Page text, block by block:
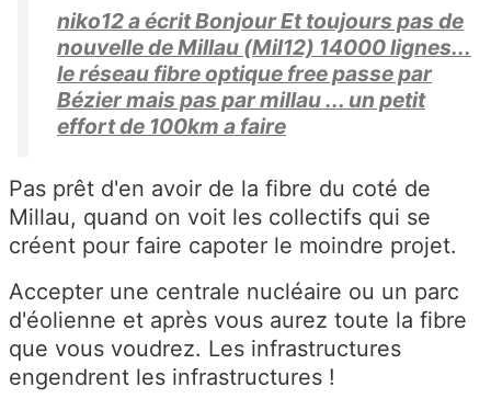
niko12 a écrit Bonjour Et toujours pas de
nouvelle de Millau (Mil12) 14000 lignes...
le réseau fibre optique free passe par
Bézier mais pas par millau ... un petit
effort de 100km a faire
Pas prêt d'en avoir de la fibre du coté de
Millau, quand on voit les collectifs qui se
créent pour faire capoter le moindre projet.
Accepter une centrale nucléaire ou un parc
d'éolienne et après vous aurez toute la fibre
que vous voudrez. Les infrastructures
engendrent les infrastructures !